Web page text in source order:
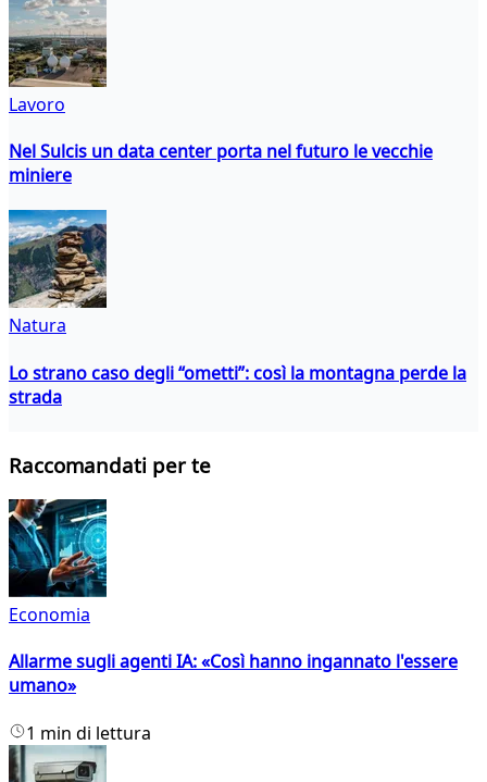
Lavoro
Nel Sulcis un data center porta nel futuro le vecchie
miniere
Natura
Lo strano caso degli “ometti”: così la montagna perde la
strada
Raccomandati per te
Economia
Allarme sugli agenti IA: «Così hanno ingannato l'essere
umano»
1 min di lettura